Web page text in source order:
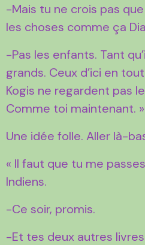
-Mais tu ne crois pas
les choses comme ça
-Pas les enfants. Tant
grands. Ceux d’ici en
Kogis ne regardent pas
Comme toi maintenant. »
Une idée folle. Aller là-
« Il faut que tu me
Indiens.
-Ce soir, promis.
-Et tes deux autres livres